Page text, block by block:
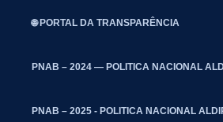
🌐 PORTAL DA TRANSPARÊNCIA
PNAB – 2024 — POLITICA NACIONAL
PNAB – 2025 - POLITICA NACIONAL